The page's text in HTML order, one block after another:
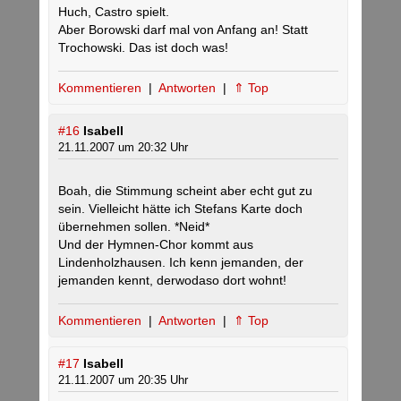
Huch, Castro spielt.
Aber Borowski darf mal von Anfang an! Statt
Trochowski. Das ist doch was!
Kommentieren | Antworten | ⇑ Top
#16 Isabell
21.11.2007 um 20:32 Uhr
Boah, die Stimmung scheint aber echt gut zu
sein. Vielleicht hätte ich Stefans Karte doch
übernehmen sollen. *Neid*
Und der Hymnen-Chor kommt aus
Lindenholzhausen. Ich kenn jemanden, der
jemanden kennt, derwodaso dort wohnt!
Kommentieren | Antworten | ⇑ Top
#17 Isabell
21.11.2007 um 20:35 Uhr